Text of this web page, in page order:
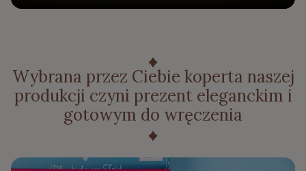
Wybrana przez Ciebie koperta naszej
produkcji czyni prezent eleganckim i
gotowym do wręczenia